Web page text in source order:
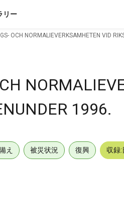
リー
OCH NORMALIEVERKSAMHETEN VID
1996.
え 被災状況 復興 収録